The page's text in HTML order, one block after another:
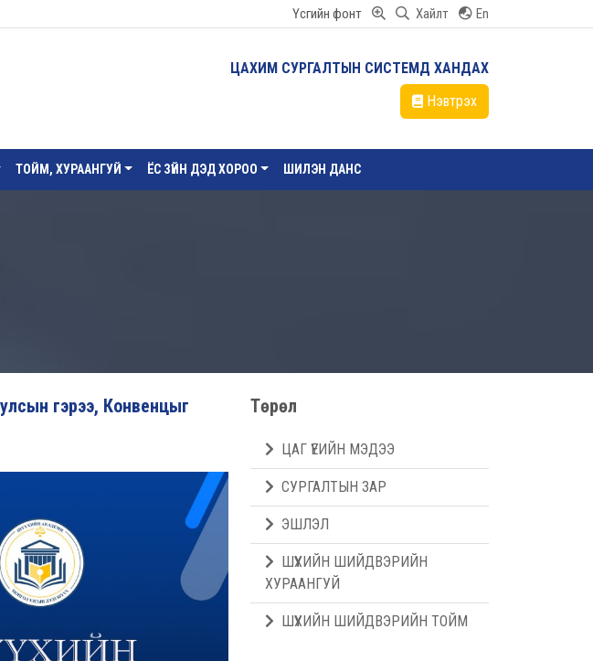
Үсгийн фонт Хайлт En
ЦАХИМ СУРГАЛТЫН СИСТЕМД ХАНДАХ
Нэвтрэх
ТОЙМ, ХУРААНГУЙ ЁС ЗҮЙН ДЭД ХОРОО ШИЛЭН ДАНС
гэрээ, Конвенцыг
Төрөл
ЦАГ ҮЕИЙН МЭДЭЭ
СУРГАЛТЫН ЗАР
ЭШЛЭЛ
ШҮҮХИЙН ШИЙДВЭРИЙН
ХУРААНГУЙ
ШҮҮХИЙН ШИЙДВЭРИЙН ТОЙМ